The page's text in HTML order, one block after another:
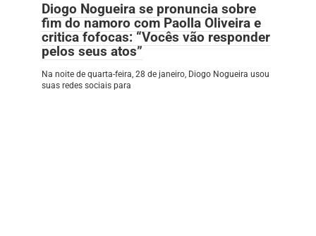
Diogo Nogueira se pronuncia sobre
fim do namoro com Paolla Oliveira e
critica fofocas: “Vocês vão responder
pelos seus atos”
Na noite de quarta-feira, 28 de janeiro, Diogo Nogueira usou
suas redes sociais para